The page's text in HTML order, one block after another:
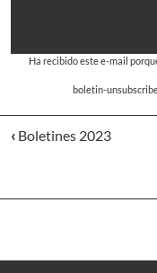
Ha recibido este e-mail
boletin-
‹ Boletines 2023